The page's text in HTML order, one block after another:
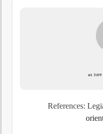
References: